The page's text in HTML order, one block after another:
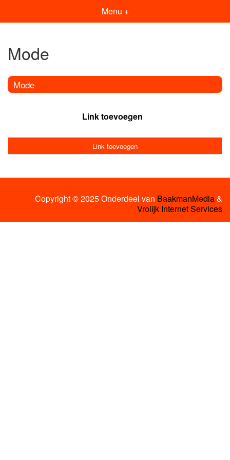
Menu +
Mode
Mode
Link toevoegen
Link toevoegen
Copyright © 2025 Onderdeel van BaakmanMedia&
Vrolijk Internet Services